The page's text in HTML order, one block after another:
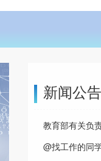
新闻公告
教育部有关负
@找工作的同